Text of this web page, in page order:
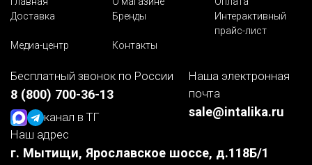
Доставка
Бренды
Интерактивный
прайс-лист
Медиа-центр
Контакты
Бесплатный звонок по России
8 (800) 700-36-13
канал в ТГ
Наша электронная
почта
sale@intalika.ru
Наш адрес
г. Мытищи, Ярославское шоссе, д.118Б/1